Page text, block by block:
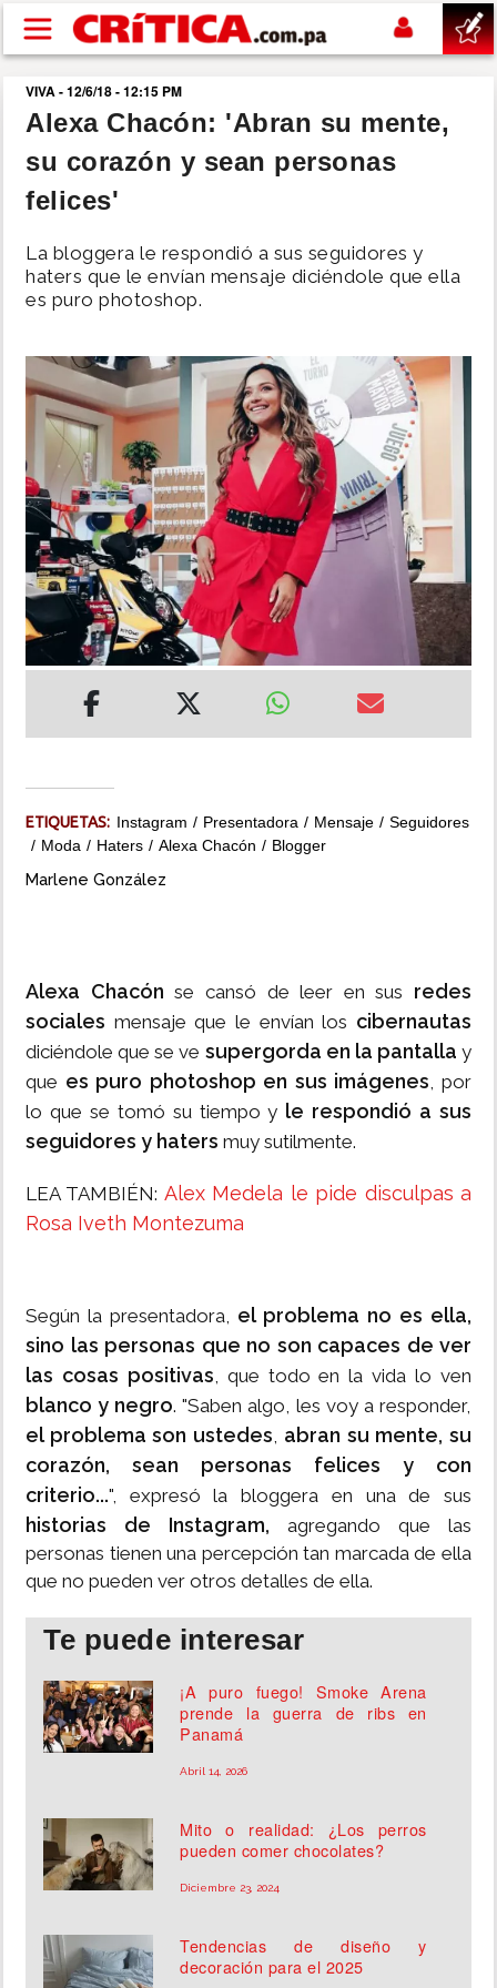
Pasar al contenido principal
buscar
SUCESOS
POLÍTICA
DEPORTES
MUNDO
INSÓLITAS
MULTIMEDIA
IMPRESO
VIVA - 12/6/18 - 12:15 PM
Alexa Chacón: 'Abran su mente,
su corazón y sean personas
felices'
La bloggera le respondió a sus seguidores y
haters que le envían mensaje diciéndole que ella
es puro photoshop.
ETIQUETAS: Instagram Presentadora Mensaje
Seguidores
Moda
Haters Alexa Chacón Blogger
Marlene González
Alexa Chacón se cansó de leer en sus redes
sociales mensaje que le envían los cibernautas
diciéndole que se ve supergorda en la pantalla y
que es puro photoshop en sus imágenes, por
lo que se tomó su tiempo y le respondió a sus
seguidores y haters muy sutilmente.
LEA TAMBIÉN: Alex Medela le pide disculpas a
Rosa Iveth Montezuma
Según la presentadora, el problema no es ella,
sino las personas que no son capaces de ver
las cosas positivas, que todo en la vida lo ven
blanco y negro. "Saben algo, les voy a responder,
el problema son ustedes, abran su mente, su
corazón, sean personas felices y con
criterio...", expresó la bloggera en una de sus
historias de Instagram, agregando que las
personas tienen una percepción tan marcada de ella
que no pueden ver otros detalles de ella.
Te puede interesar
¡A puro fuego! Smoke Arena
prende la guerra de ribs en
Panamá
Abril 14, 2026
Mito o realidad: ¿Los perros
pueden comer chocolates?
Diciembre 23, 2024
Tendencias de diseño y
decoración para el 2025